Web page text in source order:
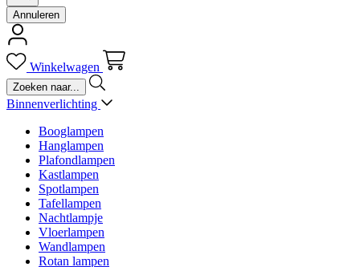
Annuleren
Winkelwagen
Binnenverlichting
Booglampen
Hanglampen
Plafondlampen
Kastlampen
Spotlampen
Tafellampen
Nachtlampje
Vloerlampen
Wandlampen
Rotan lampen